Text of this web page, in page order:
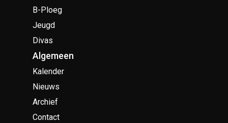
B-Ploeg
Jeugd
Divas
Algemeen
Kalender
Nieuws
Archief
Contact